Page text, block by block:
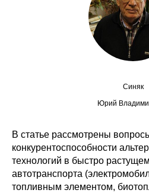
Материалы для СМИ
О журнале
Номера журналов
Синяк
Юрий
В статье рассмотрены
конкурентоспособности
технологий в быстро
автотранспорта
топливным элементом,